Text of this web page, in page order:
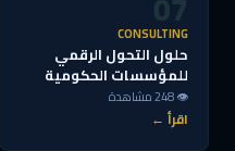
CONSULTING
حلول التحول الرقمي
للمؤسسات الحكومية
👁 248 مشاهدة
اقرأ ←